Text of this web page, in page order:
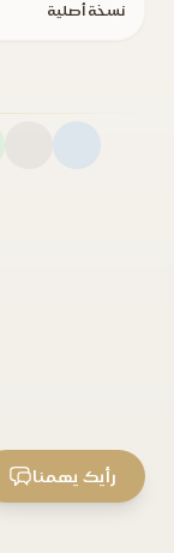
نسخة أصلية
رأيك يهمنا